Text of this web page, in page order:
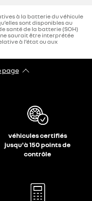
à la batterie du véhicule
sont disponibles au
santé de la batterie (SOH)
ne saurait être interprétée
à l’état ou aux
page​
véhicules certifiés
jusqu'à 150 points de
contrôle